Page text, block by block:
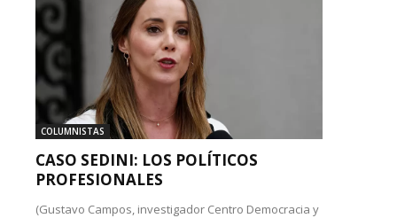
COLUMNISTAS
CASO SEDINI: LOS POLÍTICOS
PROFESIONALES
(Gustavo Campos, investigador Centro Democracia y